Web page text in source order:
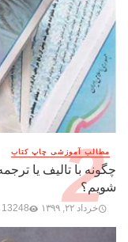
مطالب آموزشی چاپ کتاب
چگونه با تالیف یا
شویم؟
خرداد ۲۲, ۱۳۹۹ 13248 نمایش